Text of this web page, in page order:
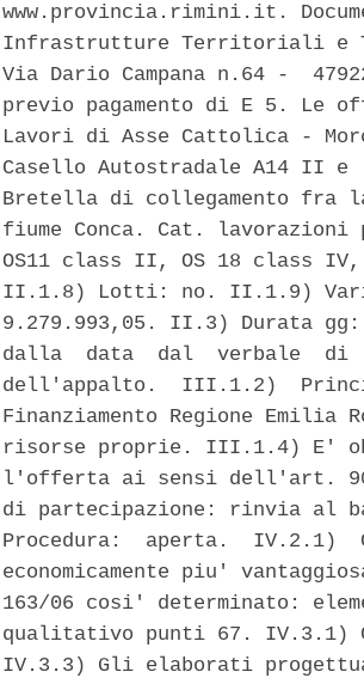
www.provincia.rimini.it.
Infrastrutture Territoriali e
Via Dario Campana n.64 -
previo pagamento di E 5.
Lavori di Asse Cattolica -
Casello Autostradale A14 II
Bretella di collegamento fra
fiume Conca. Cat.
OS11 class II, OS 18 class
II.1.8) Lotti: no. II.1.9)
9.279.993,05. II.3) Durata
dalla  data  dal  verbale  di
dell'appalto.  III.1.2)
Finanziamento Regione
risorse proprie. III.1.4) E'
l'offerta ai sensi dell'art.
di partecipazione: rinvia al
Procedura:  aperta.
economicamente piu'
163/06 cosi' determinato:
qualitativo punti 67. IV.3.1)
IV.3.3) Gli elaborati